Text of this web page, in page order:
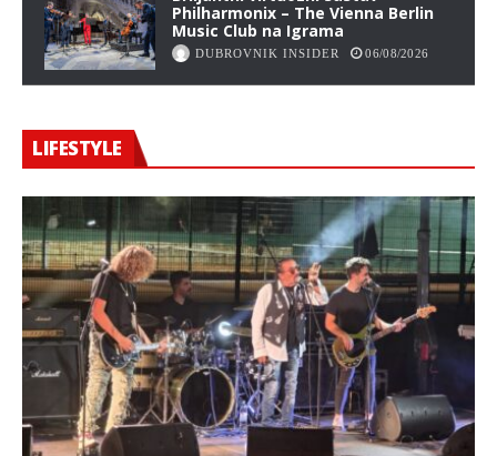
Philharmonix – The Vienna Berlin
Music Club na Igrama
DUBROVNIK INSIDER 06/08/2026
LIFESTYLE